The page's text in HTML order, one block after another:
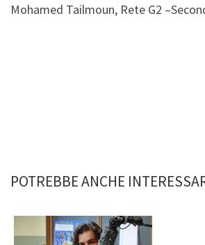
Mohamed Tailmoun, Rete G2
POTREBBE ANCHE